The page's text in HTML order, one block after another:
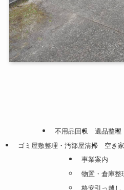
不用品回収 遺品整理
ゴミ屋敷整理・汚部屋清掃
空き
事業案内
物置・倉庫整
格安引っ越し